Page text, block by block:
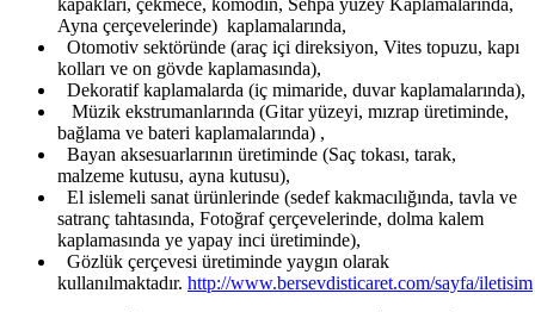
kapakları, çekmece, komodin, Sehpa yüzey Kaplamalarında,
Ayna çerçevelerinde) kaplamalarında,
Otomotiv sektöründe (araç içi direksiyon, Vites topuzu, kapı
kolları ve on gövde kaplamasında),
Dekoratif kaplamalarda (iç mimaride, duvar kaplamalarında),
Müzik ekstrumanlarında (Gitar yüzeyi, mızrap üretiminde,
bağlama ve bateri kaplamalarında) ,
Bayan aksesuarlarının üretiminde (Saç tokası, tarak,
malzeme kutusu, ayna kutusu),
El islemeli sanat ürünlerinde (sedef kakmacılığında, tavla ve
satranç tahtasında, Fotoğraf çerçevelerinde, dolma kalem
kaplamasında ye yapay inci üretiminde),
Gözlük çerçevesi üretiminde yaygın olarak
kullanılmaktadır. http://www.bersevdisticaret.com/sayfa/iletisim